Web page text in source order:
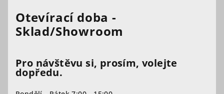
Otevírací doba -
Sklad/Showroom
Pro návštěvu si, prosím, volejte
dopředu.